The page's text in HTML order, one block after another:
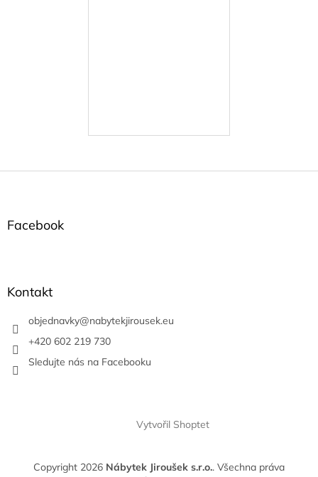
Z
Facebook
Kontakt
objednavky@nabytekjirousek.eu
+420 602 219 730
Sledujte nás na Facebooku
Vytvořil Shoptet
Copyright 2026 Nábytek Jiroušek s.r.o.. Všechna práva